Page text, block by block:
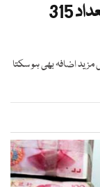
کمیونسٹ چین میں ارب پتیوں کی تعداد 315
مزید اضافہ بھی ہو سکتا